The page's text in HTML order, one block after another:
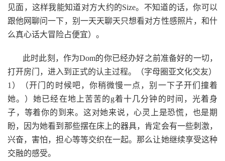
见面，这样我能知道对方大约的Size。不知道的话，你可以
跟他网聊问一下，别一天天聊天只想看对方性感照片，和什
么真心话大冒险占便宜）。
此时此刻，作为Dom的你已经办好之前准备好的一切，
打开房门，进入到正式的认主过程。（字母圈亚文化交友）
1）（开门的时候吧，你稍微慢一点，别一下子开们撞着
她。）她已经在地上苦苦的g着十几分钟的时间，光着身
子，等着你的到来。这对她来说，心灵上是恐慌，也是期
盼，因为她看到那些摆在床上的器具，肯定会有一些刺激，
兴奋，害怕，担心等等交织在一起。那么让她继续享受这种
交融的感受。